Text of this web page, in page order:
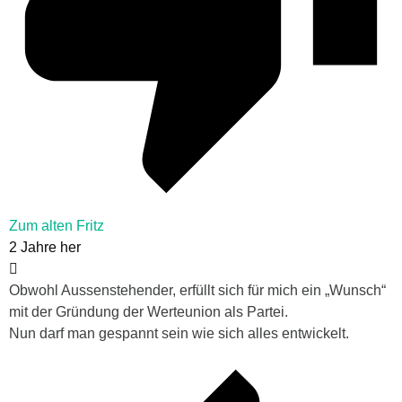
Zum alten Fritz
2 Jahre her
Obwohl Aussenstehender, erfüllt sich für mich ein „Wunsch“
mit der Gründung der Werteunion als Partei.
Nun darf man gespannt sein wie sich alles entwickelt.